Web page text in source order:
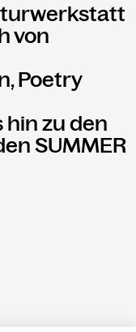
von
Poetry
zu den
SUMMER